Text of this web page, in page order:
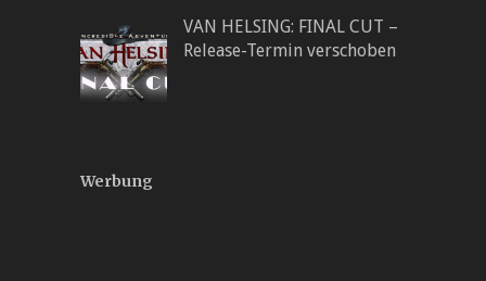
VAN HELSING: FINAL CUT –
Release-Termin verschoben
Werbung